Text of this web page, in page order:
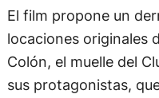
El film propone un
locaciones originales
Colón, el muelle del
sus protagonistas,